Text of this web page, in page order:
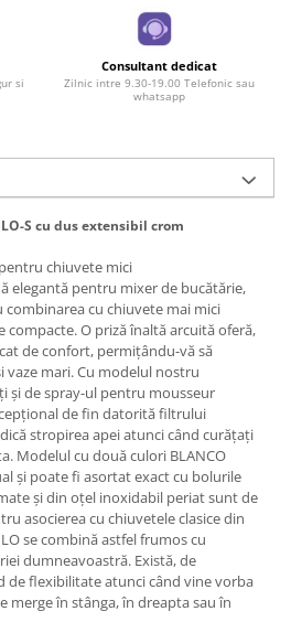
si
Consultant dedicat
Zilnic intre 9.30-19.00 Telefonic sau
whatsapp
S cu dus extensibil crom
chiuvete mici
elegantă pentru mixer de bucătărie,
combinarea cu chiuvete mai mici
O priză înaltă arcuită oferă,
de confort, permițându-vă să
vaze mari. Cu modelul nostru
și de spray-ul pentru mousseur
de fin datorită filtrului
stropirea apei atunci când curățați
Modelul cu două culori BLANCO
și poate fi asortat exact cu bolurile
și din oțel inoxidabil periat sunt de
asocierea cu chiuvetele clasice din
se combină astfel frumos cu
dumneavoastră. Există, de
de flexibilitate atunci când vine vorba
merge în stânga, în dreapta sau în